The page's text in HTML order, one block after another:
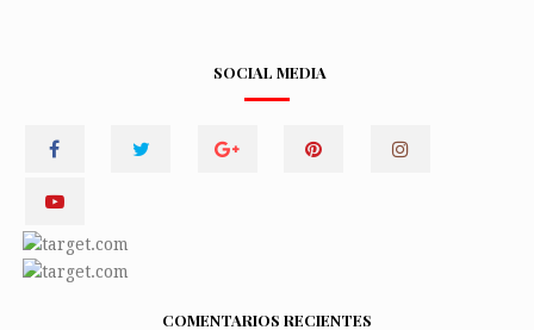
SOCIAL MEDIA
COMENTARIOS RECIENTES